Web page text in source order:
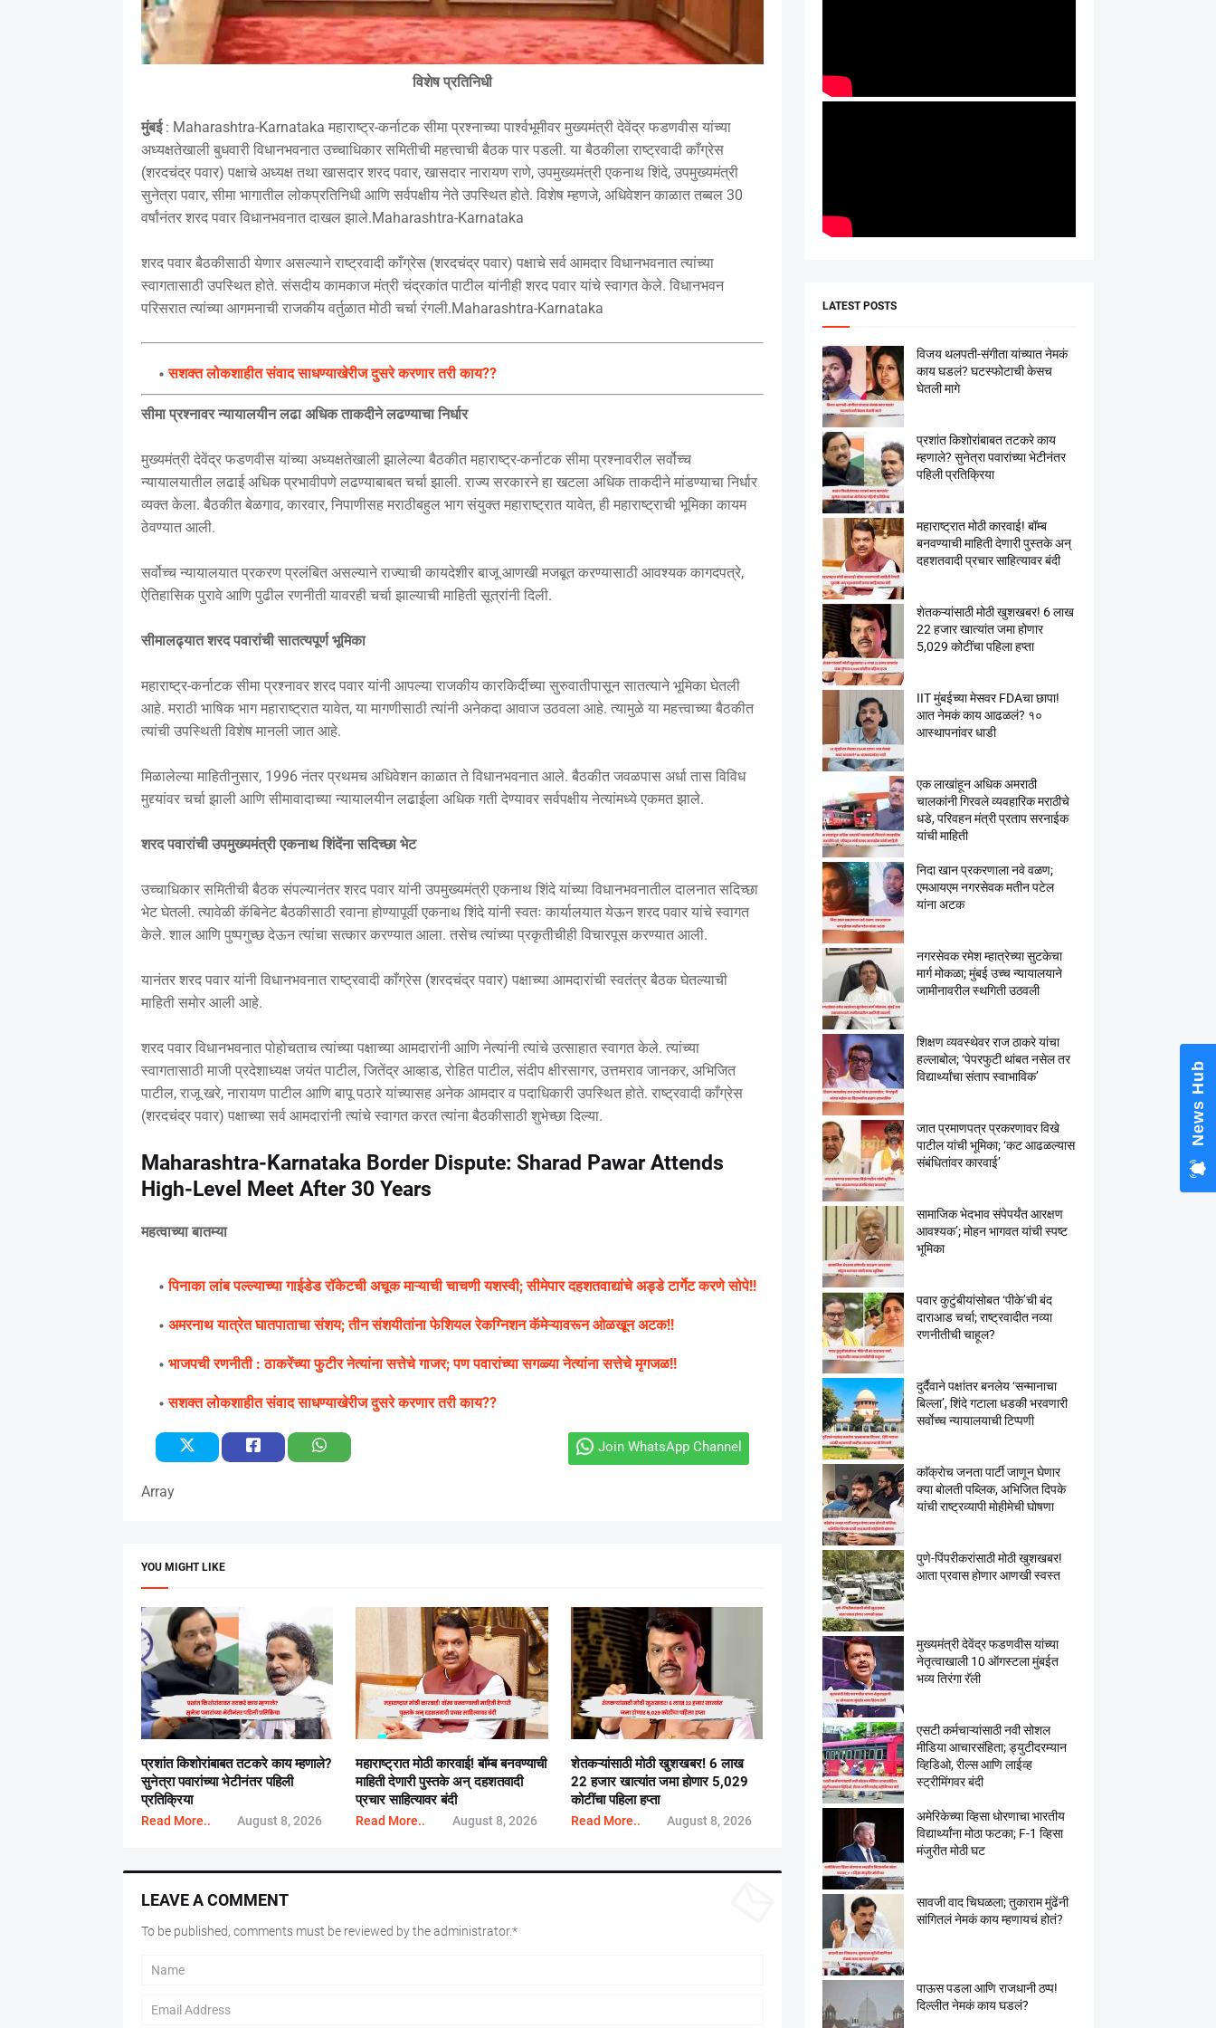
विशेष प्रतिनिधी
मुंबई: Maharashtra-Karnataka महाराष्ट्र-कर्नाटक सीमा प्रश्नाच्या पार्श्वभूमीवर मुख्यमंत्री देवेंद्र फडणवीस यांच्या
अध्यक्षतेखाली बुधवारी विधानभवनात उच्चाधिकार समितीची महत्त्वाची बैठक पार पडली. या बैठकीला राष्ट्रवादी काँग्रेस
(शरदचंद्र पवार) पक्षाचे अध्यक्ष तथा खासदार शरद पवार, खासदार नारायण राणे, उपमुख्यमंत्री एकनाथ शिंदे, उपमुख्यमंत्री
सुनेत्रा पवार, सीमा भागातील लोकप्रतिनिधी आणि सर्वपक्षीय नेते उपस्थित होते. विशेष म्हणजे, अधिवेशन काळात तब्बल 30
वर्षांनंतर शरद पवार विधानभवनात दाखल झाले.Maharashtra-Karnataka
शरद पवार बैठकीसाठी येणार असल्याने राष्ट्रवादी काँग्रेस (शरदचंद्र पवार) पक्षाचे सर्व आमदार विधानभवनात त्यांच्या
स्वागतासाठी उपस्थित होते. संसदीय कामकाज मंत्री चंद्रकांत पाटील यांनीही शरद पवार यांचे स्वागत केले. विधानभवन
परिसरात त्यांच्या आगमनाची राजकीय वर्तुळात मोठी चर्चा रंगली.Maharashtra-Karnataka
सशक्त लोकशाहीत संवाद साधण्याखेरीज दुसरे करणार तरी काय??
सीमा प्रश्नावर न्यायालयीन लढा अधिक ताकदीने लढण्याचा निर्धार
मुख्यमंत्री देवेंद्र फडणवीस यांच्या अध्यक्षतेखाली झालेल्या बैठकीत महाराष्ट्र-कर्नाटक सीमा प्रश्नावरील सर्वोच्च
न्यायालयातील लढाई अधिक प्रभावीपणे लढण्याबाबत चर्चा झाली. राज्य सरकारने हा खटला अधिक ताकदीने मांडण्याचा निर्धार
व्यक्त केला. बैठकीत बेळगाव, कारवार, निपाणीसह मराठीबहुल भाग संयुक्त महाराष्ट्रात यावेत, ही महाराष्ट्राची भूमिका कायम
ठेवण्यात आली.
सर्वोच्च न्यायालयात प्रकरण प्रलंबित असल्याने राज्याची कायदेशीर बाजू आणखी मजबूत करण्यासाठी आवश्यक कागदपत्रे,
ऐतिहासिक पुरावे आणि पुढील रणनीती यावरही चर्चा झाल्याची माहिती सूत्रांनी दिली.
सीमालढ्यात शरद पवारांची सातत्यपूर्ण भूमिका
महाराष्ट्र-कर्नाटक सीमा प्रश्नावर शरद पवार यांनी आपल्या राजकीय कारकिर्दीच्या सुरुवातीपासून सातत्याने भूमिका घेतली
आहे. मराठी भाषिक भाग महाराष्ट्रात यावेत, या मागणीसाठी त्यांनी अनेकदा आवाज उठवला आहे. त्यामुळे या महत्त्वाच्या बैठकीत
त्यांची उपस्थिती विशेष मानली जात आहे.
मिळालेल्या माहितीनुसार, 1996 नंतर प्रथमच अधिवेशन काळात ते विधानभवनात आले. बैठकीत जवळपास अर्धा तास विविध
मुद्द्यांवर चर्चा झाली आणि सीमावादाच्या न्यायालयीन लढाईला अधिक गती देण्यावर सर्वपक्षीय नेत्यांमध्ये एकमत झाले.
शरद पवारांची उपमुख्यमंत्री एकनाथ शिंदेंना सदिच्छा भेट
उच्चाधिकार समितीची बैठक संपल्यानंतर शरद पवार यांनी उपमुख्यमंत्री एकनाथ शिंदे यांच्या विधानभवनातील दालनात सदिच्छा
भेट घेतली. त्यावेळी कॅबिनेट बैठकीसाठी रवाना होण्यापूर्वी एकनाथ शिंदे यांनी स्वतः कार्यालयात येऊन शरद पवार यांचे स्वागत
केले. शाल आणि पुष्पगुच्छ देऊन त्यांचा सत्कार करण्यात आला. तसेच त्यांच्या प्रकृतीचीही विचारपूस करण्यात आली.
यानंतर शरद पवार यांनी विधानभवनात राष्ट्रवादी काँग्रेस (शरदचंद्र पवार) पक्षाच्या आमदारांची स्वतंत्र बैठक घेतल्याची
माहिती समोर आली आहे.
शरद पवार विधानभवनात पोहोचताच त्यांच्या पक्षाच्या आमदारांनी आणि नेत्यांनी त्यांचे उत्साहात स्वागत केले. त्यांच्या
स्वागतासाठी माजी प्रदेशाध्यक्ष जयंत पाटील, जितेंद्र आव्हाड, रोहित पाटील, संदीप क्षीरसागर, उत्तमराव जानकर, अभिजित
पाटील, राजू खरे, नारायण पाटील आणि बापू पठारे यांच्यासह अनेक आमदार व पदाधिकारी उपस्थित होते. राष्ट्रवादी काँग्रेस
(शरदचंद्र पवार) पक्षाच्या सर्व आमदारांनी त्यांचे स्वागत करत त्यांना बैठकीसाठी शुभेच्छा दिल्या.
Maharashtra-Karnataka Border Dispute: Sharad Pawar Attends
High-Level Meet After 30 Years
महत्वाच्या बातम्या
पिनाका लांब पल्ल्याच्या गाईडेड रॉकेटची अचूक माऱ्याची चाचणी यशस्वी; सीमेपार दहशतवाद्यांचे अड्डे टार्गेट करणे सोपे!!
अमरनाथ यात्रेत घातपाताचा संशय; तीन संशयीतांना फेशियल रेकग्निशन कॅमेऱ्यावरून ओळखून अटक!!
भाजपची रणनीती : ठाकरेंच्या फुटीर नेत्यांना सत्तेचे गाजर; पण पवारांच्या सगळ्या नेत्यांना सत्तेचे मृगजळ!!
सशक्त लोकशाहीत संवाद साधण्याखेरीज दुसरे करणार तरी काय??
Join WhatsApp Channel
Array
YOU MIGHT LIKE
प्रशांत किशोरांबाबत तटकरे काय म्हणाले?
सुनेत्रा पवारांच्या भेटीनंतर पहिली
प्रतिक्रिया
Read More.. August 8, 2026
महाराष्ट्रात मोठी कारवाई! बॉम्ब बनवण्याची
माहिती देणारी पुस्तके अन् दहशतवादी
प्रचार साहित्यावर बंदी
Read More.. August 8, 2026
शेतकऱ्यांसाठी मोठी खुशखबर! 6 लाख
22 हजार खात्यांत जमा होणार 5,029
कोटींचा पहिला हप्ता
Read More.. August 8, 2026
LEAVE A COMMENT
To be published, comments must be reviewed by the administrator.*
LATEST POSTS
विजय थलपती-संगीता यांच्यात नेमकं
काय घडलं? घटस्फोटाची केसच
घेतली मागे
प्रशांत किशोरांबाबत तटकरे काय
म्हणाले? सुनेत्रा पवारांच्या भेटीनंतर
पहिली प्रतिक्रिया
महाराष्ट्रात मोठी कारवाई! बॉम्ब
बनवण्याची माहिती देणारी पुस्तके अन्
दहशतवादी प्रचार साहित्यावर बंदी
शेतकऱ्यांसाठी मोठी खुशखबर! 6 लाख
22 हजार खात्यांत जमा होणार
5,029 कोटींचा पहिला हप्ता
IIT मुंबईच्या मेसवर FDAचा छापा!
आत नेमकं काय आढळलं? १०
आस्थापनांवर धाडी
एक लाखांहून अधिक अमराठी
चालकांनी गिरवले व्यवहारिक मराठीचे
धडे, परिवहन मंत्री प्रताप सरनाईक
यांची माहिती
निदा खान प्रकरणाला नवे वळण;
एमआयएम नगरसेवक मतीन पटेल
यांना अटक
नगरसेवक रमेश म्हात्रेच्या सुटकेचा
मार्ग मोकळा; मुंबई उच्च न्यायालयाने
जामीनावरील स्थगिती उठवली
शिक्षण व्यवस्थेवर राज ठाकरे यांचा
हल्लाबोल; ‘पेपरफुटी थांबत नसेल तर
विद्यार्थ्यांचा संताप स्वाभाविक’
जात प्रमाणपत्र प्रकरणावर विखे
पाटील यांची भूमिका; ‘कट आढळल्यास
संबंधितांवर कारवाई’
सामाजिक भेदभाव संपेपर्यंत आरक्षण
आवश्यक’; मोहन भागवत यांची स्पष्ट
भूमिका
पवार कुटुंबीयांसोबत ‘पीके’ची बंद
दाराआड चर्चा; राष्ट्रवादीत नव्या
रणनीतीची चाहूल?
दुर्दैवाने पक्षांतर बनलेय ‘सन्मानाचा
बिल्ला’, शिंदे गटाला धडकी भरवणारी
सर्वाेच्च न्यायालयाची टिप्पणी
काॅक्राेच जनता पार्टी जाणून घेणार
क्या बाेलती पब्लिक, अभिजित दिपके
यांची राष्ट्रव्यापी माेहीमेची घाेषणा
पुणे-पिंपरीकरांसाठी मोठी खुशखबर!
आता प्रवास होणार आणखी स्वस्त
मुख्यमंत्री देवेंद्र फडणवीस यांच्या
नेतृत्वाखाली 10 ऑगस्टला मुंबईत
भव्य तिरंगा रॅली
एसटी कर्मचाऱ्यांसाठी नवी सोशल
मीडिया आचारसंहिता; ड्युटीदरम्यान
व्हिडिओ, रील्स आणि लाईव्ह
स्ट्रीमिंगवर बंदी
अमेरिकेच्या व्हिसा धोरणाचा भारतीय
विद्यार्थ्यांना मोठा फटका; F-1 व्हिसा
मंजुरीत मोठी घट
सावजी वाद चिघळला; तुकाराम मुंढेंनी
सांगितलं नेमकं काय म्हणायचं होतं?
पाऊस पडला आणि राजधानी ठप्प!
दिल्लीत नेमकं काय घडलं?
News Hub